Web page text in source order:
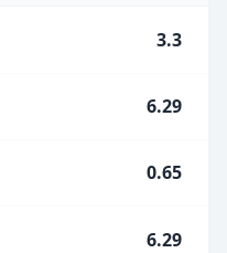
3.3
6.29
0.65
6.29